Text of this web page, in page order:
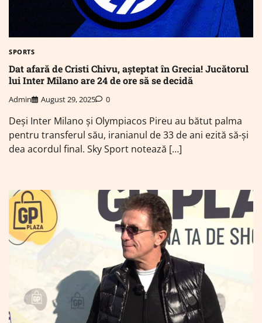
SPORTS
Dat afară de Cristi Chivu, așteptat în Grecia! Jucătorul
lui Inter Milano are 24 de ore să se decidă
Admin August 29, 2025 0
Deși Inter Milano și Olympiacos Pireu au bătut palma
pentru transferul său, iranianul de 33 de ani ezită să-și
dea acordul final. Sky Sport notează […]